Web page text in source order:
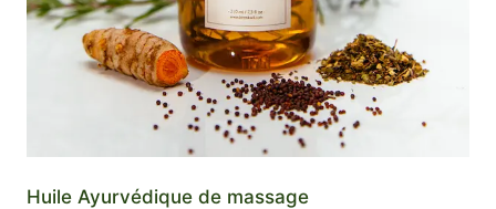
Huile Ayurvédique de massage